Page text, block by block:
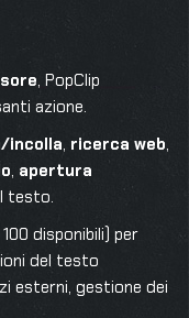
, PopClip
azione.
incolla, ricerca web,
, apertura
testo.
disponibili) per
del testo
esterni, gestione dei